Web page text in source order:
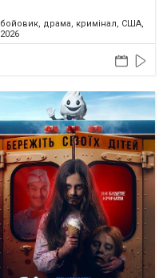
бойовик, драма, кримінал, США,
2026